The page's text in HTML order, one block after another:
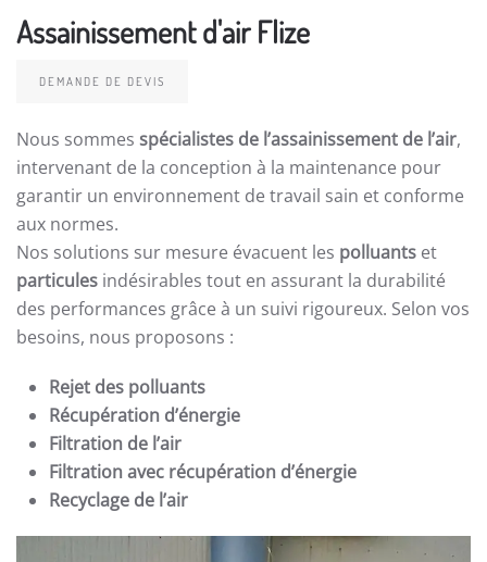
Assainissement d'air Flize
DEMANDE DE DEVIS
Nous sommes spécialistes de l’assainissement de l’air,
intervenant de la conception à la maintenance pour
garantir un environnement de travail sain et conforme
aux normes.
Nos solutions sur mesure évacuent les polluants et
particules indésirables tout en assurant la durabilité
des performances grâce à un suivi rigoureux. Selon vos
besoins, nous proposons :
Rejet des polluants
Récupération d’énergie
Filtration de l’air
Filtration avec récupération d’énergie
Recyclage de l’air